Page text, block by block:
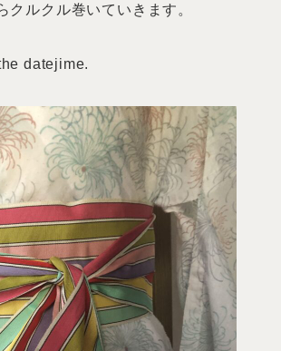
クルクル巻いていきます。
datejime.